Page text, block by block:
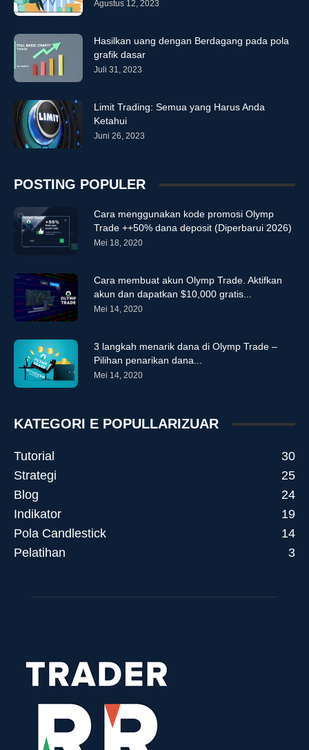
Agustus 12, 2023
Hasilkan uang dengan Berdagang pada pola
grafik dasar
Juli 31, 2023
Limit Trading: Semua yang Harus Anda
Ketahui
Juni 26, 2023
POSTING POPULER
Cara menggunakan kode promosi Olymp
Trade ++50% dana deposit (Diperbarui 2026)
Mei 18, 2020
Cara membuat akun Olymp Trade. Aktifkan
akun dan dapatkan $10,000 gratis...
Mei 14, 2020
3 langkah menarik dana di Olymp Trade –
Pilihan penarikan dana...
Mei 14, 2020
KATEGORI E POPULLARIZUAR
Tutorial
30
Strategi
25
Blog
24
Indikator
19
Pola Candlestick
14
Pelatihan
3